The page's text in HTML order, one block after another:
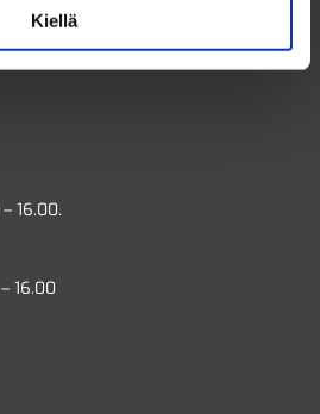
Kiellä
16.00.
16.00